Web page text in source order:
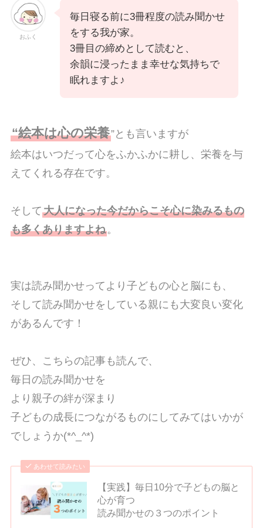
おふく
毎日寝る前に3冊程度の読み聞かせ
をする我が家。
3冊目の締めとして読むと、
余韻に浸ったまま幸せな気持ちで
眠れますよ♪
“絵本は心の栄養”とも言いますが
絵本はいつだって心をふかふかに耕し、栄養を与
えてくれる存在です。
そして大人になった今だからこそ心に染みるもの
も多くありますよね。
実は読み聞かせってより子どもの心と脳にも、
そして読み聞かせをしている親にも大変良い変化
があるんです！
ぜひ、こちらの記事も読んで、
毎日の読み聞かせを
より親子の絆が深まり
子どもの成長につながるものにしてみてはいかが
でしょうか(*^_^*)
あわせて読みたい
【実践】毎日10分で子どもの脳と
心が育つ
読み聞かせの３つのポイント